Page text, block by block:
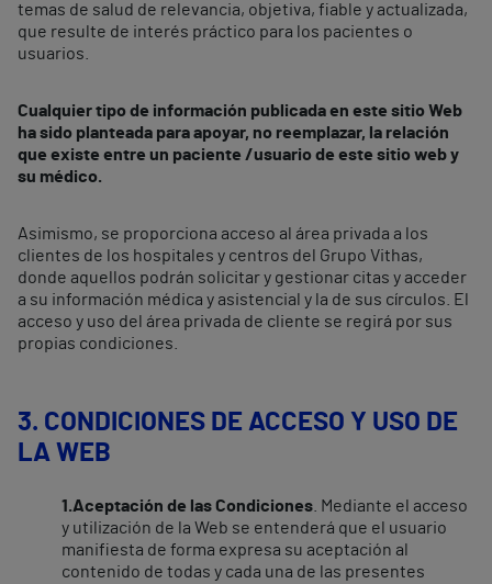
temas de salud de relevancia, objetiva, fiable y actualizada,
que resulte de interés práctico para los pacientes o
usuarios.
Cualquier tipo de información publicada en este sitio Web
ha sido planteada para apoyar, no reemplazar, la relación
que existe entre un paciente /usuario de este sitio web y
su médico.
Asimismo, se proporciona acceso al área privada a los
clientes de los hospitales y centros del Grupo Vithas,
donde aquellos podrán solicitar y gestionar citas y acceder
a su información médica y asistencial y la de sus círculos. El
acceso y uso del área privada de cliente se regirá por sus
propias condiciones.
3. CONDICIONES DE ACCESO Y USO DE
LA WEB
1.Aceptación de las Condiciones . Mediante el acceso
y utilización de la Web se entenderá que el usuario
manifiesta de forma expresa su aceptación al
contenido de todas y cada una de las presentes